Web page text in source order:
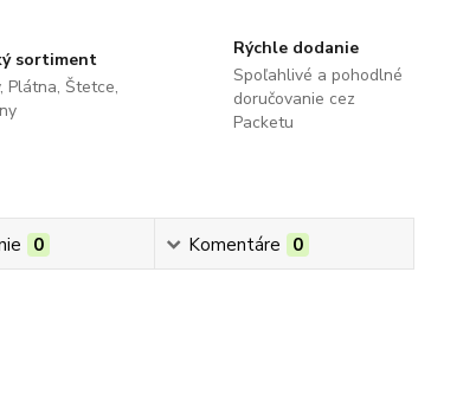
sortiment
Plátna, Štetce,
Rýchle dodanie
Spoľahlivé a pohodlné
doručovanie cez
Packetu
0 Komentáre 0